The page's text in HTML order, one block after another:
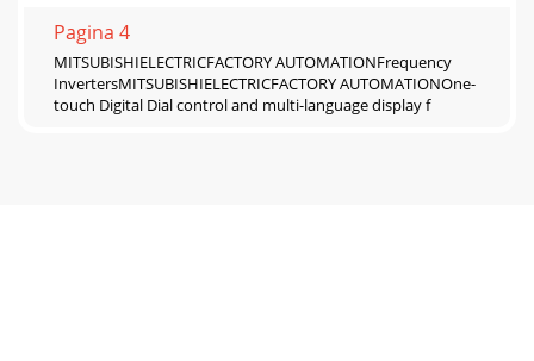
Pagina 4
MITSUBISHIELECTRICFACTORY AUTOMATIONFrequency
InvertersMITSUBISHIELECTRICFACTORY AUTOMATIONOne-
touch Digital Dial control and multi-language display f